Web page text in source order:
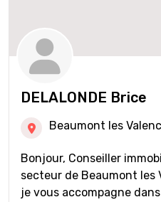
DELALONDE Brice
Beaumont les
Bonjour, Conseiller immobilier du réseau IAD sur le
secteur de Beaumont les
je vous accompagne